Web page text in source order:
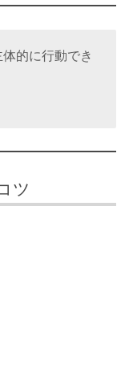
的に行動でき
ツ